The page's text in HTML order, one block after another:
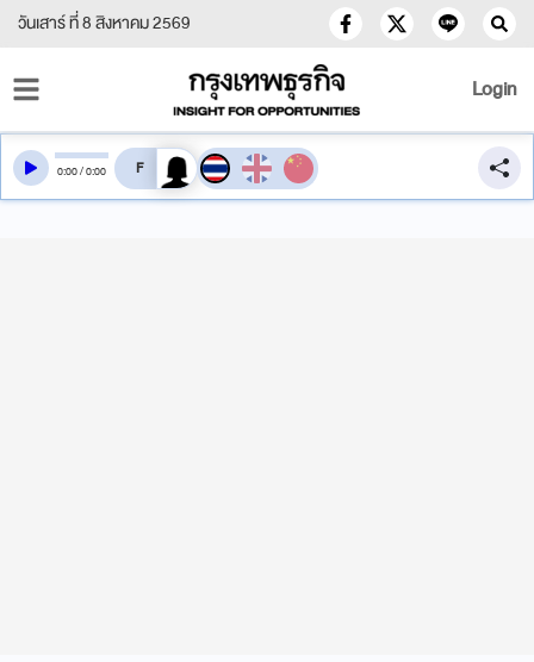
วันเสาร์ ที่ 8 สิงหาคม 2569
Login
0:00/0:00 สลับเสียงอ่าน